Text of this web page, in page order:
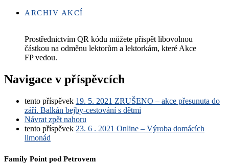
ARCHIV AKCÍ
Prostřednictvím QR kódu můžete přispět libovolnou
částkou na odměnu lektorům a lektorkám, které Akce
FP vedou.
Navigace v příspěvcích
tento příspěvek 19. 5. 2021 ZRUŠENO – akce přesunuta do
září. Balkán bejby-cestování s dětmi
Návrat zpět nahoru
tento příspěvek 23. 6 . 2021 Online – Výroba domácích
limonád
Family Point pod Petrovem